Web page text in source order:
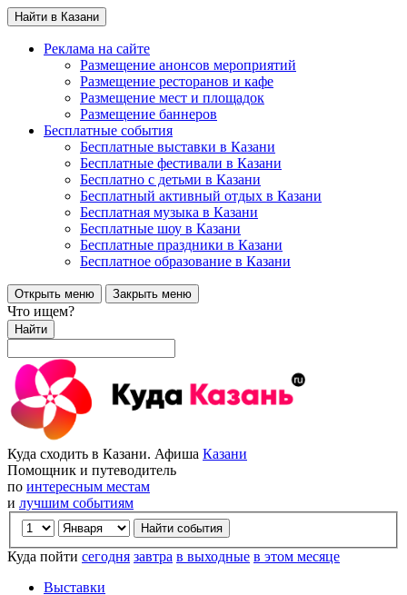
Найти в Казани
Реклама на сайте
Размещение анонсов мероприятий
Размещение ресторанов и кафе
Размещение мест и площадок
Размещение баннеров
Бесплатные события
Бесплатные выставки в Казани
Бесплатные фестивали в Казани
Бесплатно с детьми в Казани
Бесплатный активный отдых в Казани
Бесплатная музыка в Казани
Бесплатные шоу в Казани
Бесплатные праздники в Казани
Бесплатное образование в Казани
Открыть меню Закрыть меню
Что ищем?
Найти
Куда сходить в Казани. Афиша Казани
Помощник и путеводитель
по интересным местам
и лучшим событиям
Куда пойти сегодня завтра в выходные в этом месяце
Выставки